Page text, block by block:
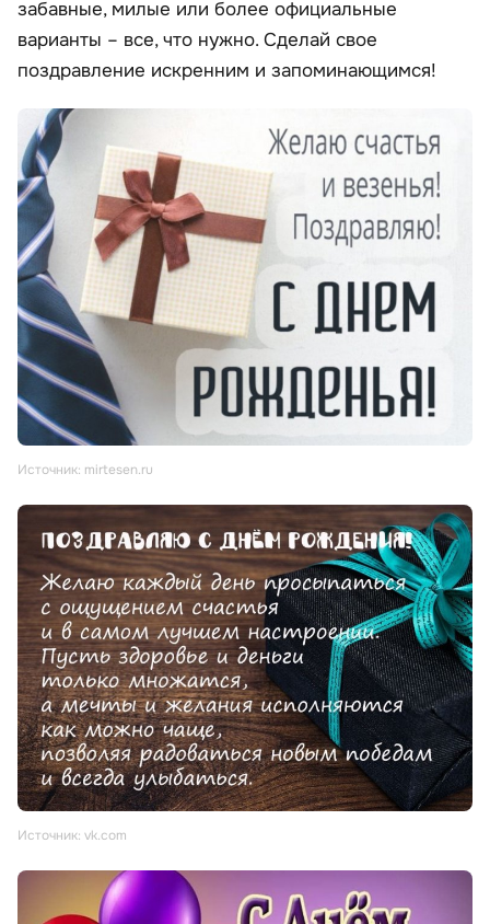
забавные, милые или более официальные
варианты – все, что нужно. Сделай свое
поздравление искренним и запоминающимся!
Источник: mirtesen.ru
Источник: vk.com